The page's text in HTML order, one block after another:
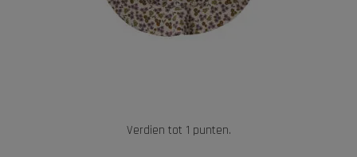
Verdien tot 1 punten.